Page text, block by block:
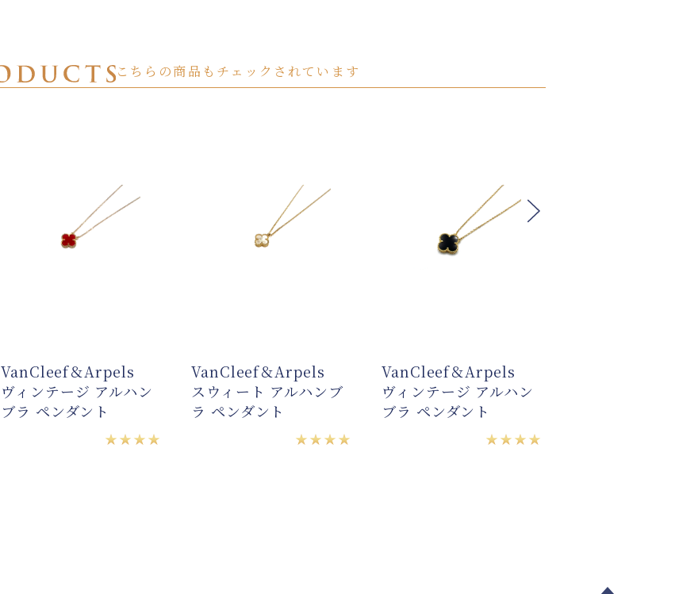
こちらの商品もチェックされています
VanCleef＆Arpels
ヴィンテージ アルハン
ブラ ペンダント
★★★★
VanCleef＆Arpels
スウィート アルハンブ
ラ ペンダント
★★★★
VanCleef＆Arpels
ヴィンテージ アルハン
ブラ ペンダント
★★★★